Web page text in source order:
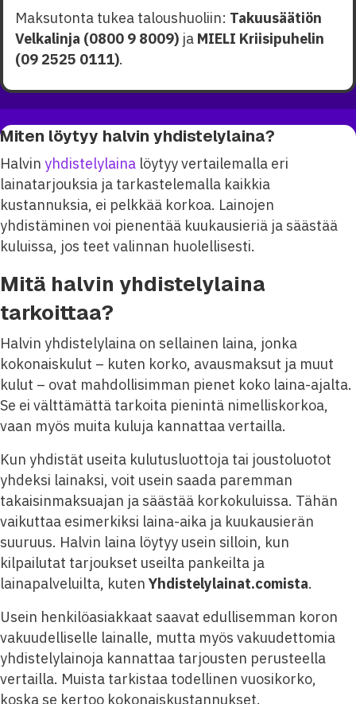
Maksutonta tukea taloushuoliin: Takuusäätiön
Velkalinja (0800 9 8009) ja MIELI Kriisipuhelin
(09 2525 0111).
Miten löytyy halvin yhdistelylaina?
Halvin yhdistelylaina löytyy vertailemalla eri
lainatarjouksia ja tarkastelemalla kaikkia
kustannuksia, ei pelkkää korkoa. Lainojen
yhdistäminen voi pienentää kuukausieriä ja säästää
kuluissa, jos teet valinnan huolellisesti.
Mitä halvin yhdistelylaina
tarkoittaa?
Halvin yhdistelylaina on sellainen laina, jonka
kokonaiskulut – kuten korko, avausmaksut ja muut
kulut – ovat mahdollisimman pienet koko laina-ajalta.
Se ei välttämättä tarkoita pienintä nimelliskorkoa,
vaan myös muita kuluja kannattaa vertailla.
Kun yhdistät useita kulutusluottoja tai joustoluotot
yhdeksi lainaksi, voit usein saada paremman
takaisinmaksuajan ja säästää korkokuluissa. Tähän
vaikuttaa esimerkiksi laina-aika ja kuukausierän
suuruus. Halvin laina löytyy usein silloin, kun
kilpailutat tarjoukset useilta pankeilta ja
lainapalveluilta, kuten Yhdistelylainat.comista.
Usein henkilöasiakkaat saavat edullisemman koron
vakuudelliselle lainalle, mutta myös vakuudettomia
yhdistelylainoja kannattaa tarjousten perusteella
vertailla. Muista tarkistaa todellinen vuosikorko,
koska se kertoo kokonaiskustannukset.